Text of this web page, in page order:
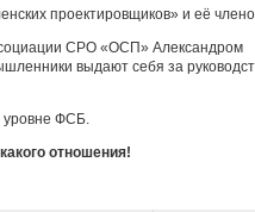
проектировщиков» и её
СРО «ОСП» Александром
выдают себя за
уровне ФСБ.
отношения!